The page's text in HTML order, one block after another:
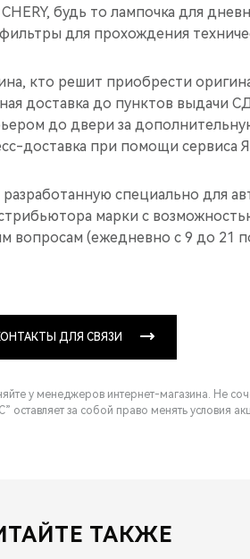
будь то лампочка для
для прохождения
кто решит приобрести
доставка до пунктов выдачи
до двери за
доставка при помощи сервиса
специально для
марки с
(ежедневно с 9 до 21
ДЛЯ СВЯЗИ
у менеджеров интернет-магазина. Не
за собой право менять условия
ТАКЖЕ